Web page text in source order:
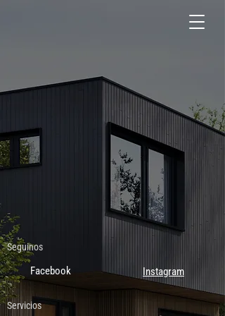
Seguinos
Facebook Instagram
Servicios